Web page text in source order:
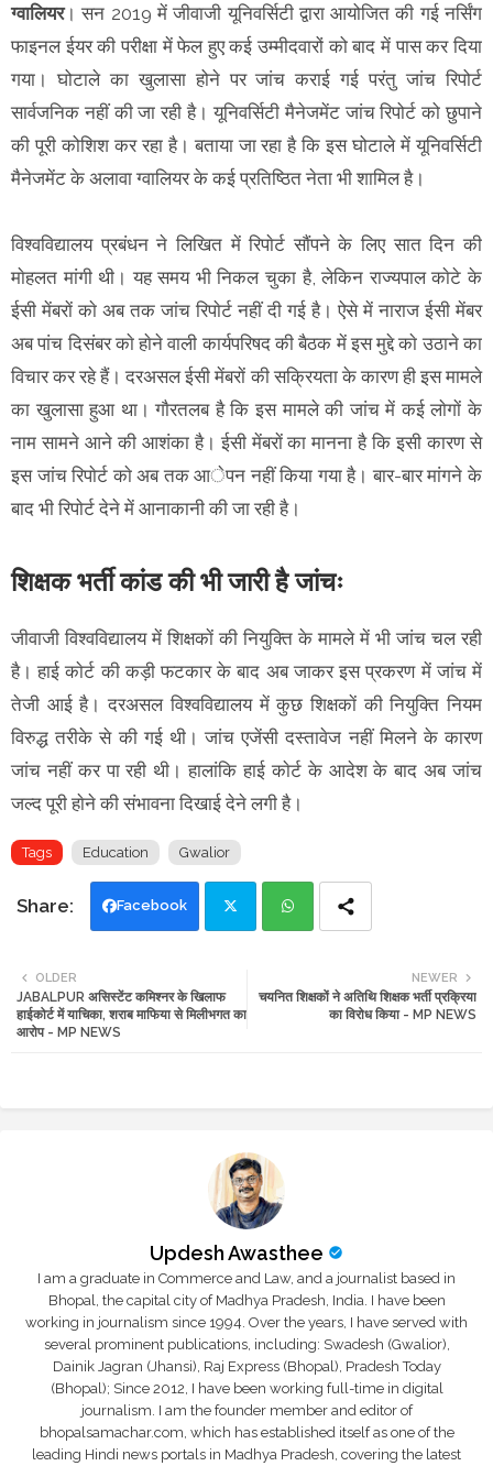
ग्वालियर। सन 2019 में जीवाजी यूनिवर्सिटी द्वारा आयोजित की गई नर्सिंग
फाइनल ईयर की परीक्षा में फेल हुए कई उम्मीदवारों को बाद में पास कर दिया
गया। घोटाले का खुलासा होने पर जांच कराई गई परंतु जांच रिपोर्ट
सार्वजनिक नहीं की जा रही है। यूनिवर्सिटी मैनेजमेंट जांच रिपोर्ट को छुपाने
की पूरी कोशिश कर रहा है। बताया जा रहा है कि इस घोटाले में यूनिवर्सिटी
मैनेजमेंट के अलावा ग्वालियर के कई प्रतिष्ठित नेता भी शामिल है।
विश्वविद्यालय प्रबंधन ने लिखित में रिपाेर्ट साैंपने के लिए सात दिन की
माेहलत मांगी थी। यह समय भी निकल चुका है, लेकिन राज्यपाल काेटे के
ईसी मेंबराें काे अब तक जांच रिपाेर्ट नहीं दी गई है। ऐसे में नाराज ईसी मेंबर
अब पांच दिसंबर काे हाेने वाली कार्यपरिषद की बैठक में इस मुद्दे काे उठाने का
विचार कर रहे हैं। दरअसल ईसी मेंबराें की सक्रियता के कारण ही इस मामले
का खुलासा हुआ था। गाैरतलब है कि इस मामले की जांच में कई लाेगाें के
नाम सामने आने की आशंका है। ईसी मेंबराें का मानना है कि इसी कारण से
इस जांच रिपाेर्ट काे अब तक आेपन नहीं किया गया है। बार-बार मांगने के
बाद भी रिपाेर्ट देने में आनाकानी की जा रही है।
शिक्षक भर्ती कांड की भी जारी है जांचः
जीवाजी विश्वविद्यालय में शिक्षकाें की नियुक्ति के मामले में भी जांच चल रही
है। हाई काेर्ट की कड़ी फटकार के बाद अब जाकर इस प्रकरण में जांच में
तेजी आई है। दरअसल विश्वविद्यालय में कुछ शिक्षकाें की नियुक्ति नियम
विरुद्ध तरीके से की गई थी। जांच एजेंसी दस्तावेज नहीं मिलने के कारण
जांच नहीं कर पा रही थी। हालांकि हाई काेर्ट के आदेश के बाद अब जांच
जल्द पूरी हाेने की संभावना दिखाई देने लगी है।
Tags Education Gwalior
Facebook
tte ats
NEWER
चयनित शिक्षकों ने अतिथि शिक्षक भर्ती प्रक्रिया
का विरोध किया - MP NEWS
OLDER
JABALPUR असिस्टेंट कमिश्नर के खिलाफ
हाईकोर्ट में याचिका, शराब माफिया से मिलीभगत का
आरोप - MP NEWS
Updesh Awasthee
I am a graduate in Commerce and Law, and a journalist based in
Bhopal, the capital city of Madhya Pradesh, India. I have been
working in journalism since 1994. Over the years, I have served with
several prominent publications, including: Swadesh (Gwalior),
Dainik Jagran (Jhansi), Raj Express (Bhopal), Pradesh Today
(Bhopal); Since 2012, I have been working full-time in digital
journalism. I am the founder member and editor of
bhopalsamachar.com, which has established itself as one of the
leading Hindi news portals in Madhya Pradesh, covering the latest